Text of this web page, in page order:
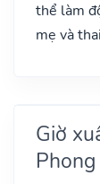
thể làm
mẹ và
Giờ